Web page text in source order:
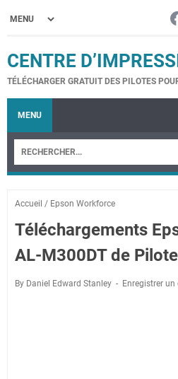
CENTRE
TÉLÉCHARGER GRATUIT DES PILOTES
MENU
Accueil / Epson Workforce
Téléchargements
AL-M300DT de
By Daniel Edward Stanley Enregistrer